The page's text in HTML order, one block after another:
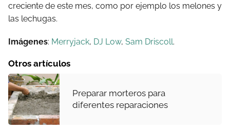
creciente de este mes, como por ejemplo los melones y
las lechugas.
Imágenes: Merryjack, DJ Low, Sam Driscoll.
Otros artículos
Preparar morteros para
diferentes reparaciones